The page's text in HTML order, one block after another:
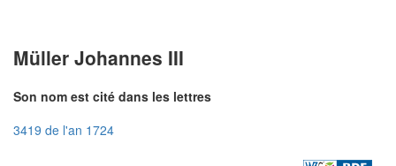
Müller Johannes III
Son nom est cité dans les lettres
3419 de l'an 1724